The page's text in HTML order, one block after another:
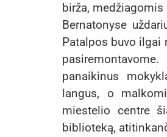
birža,
Bernatonyse
Patalpos buvo ilgai
panaikinus
langus, o
miestelio centre
biblioteką,